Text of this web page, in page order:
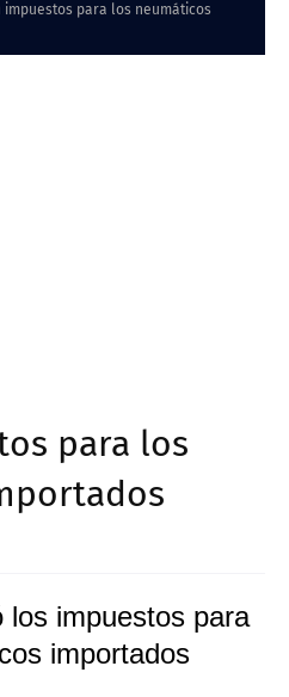
impuestos para los neumáticos
para los
los impuestos para
importados